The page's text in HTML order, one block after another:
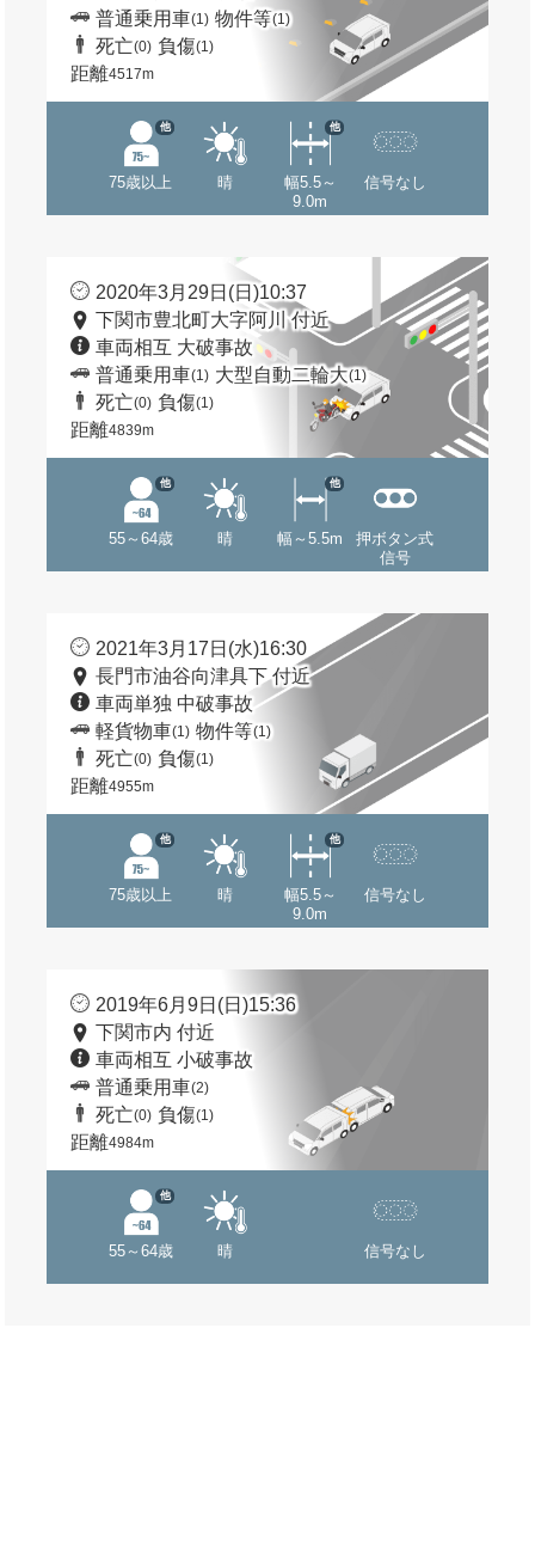
普通乗用車(1) 物件等(1)
死亡(0) 負傷(1)
距離4517m
75歳以上
他
晴
幅5.5～
9.0m
他
信号なし
2020年3月29日(日)10:37
下関市豊北町大字阿川 付近
車両相互 大破事故
普通乗用車(1) 大型自動二輪大(1)
死亡(0) 負傷(1)
距離4839m
55～64歳
他
晴 幅～5.5m
他
押ボタン式
信号
2021年3月17日(水)16:30
長門市油谷向津具下 付近
車両単独 中破事故
軽貨物車(1) 物件等(1)
死亡(0) 負傷(1)
距離4955m
75歳以上
他
晴
幅5.5～
9.0m
他
信号なし
2019年6月9日(日)15:36
下関市内 付近
車両相互 小破事故
普通乗用車(2)
死亡(0) 負傷(1)
距離4984m
55～64歳
他
晴 信号なし